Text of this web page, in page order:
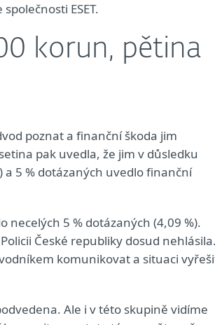
ESET.
korun, pětina
poznat a finanční škoda jim
pak uvedla, že jim v důsledku
a 5 % dotázaných uvedlo finanční
5 % dotázaných (4,09 %).
České republiky dosud
komunikovat a situaci
Ale i v této skupině vidíme